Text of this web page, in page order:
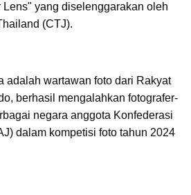
Lens" yang diselenggarakan oleh
(CTJ).
adalah wartawan foto dari Rakyat
berhasil mengalahkan fotografer-
negara anggota Konfederasi
dalam kompetisi foto tahun 2024